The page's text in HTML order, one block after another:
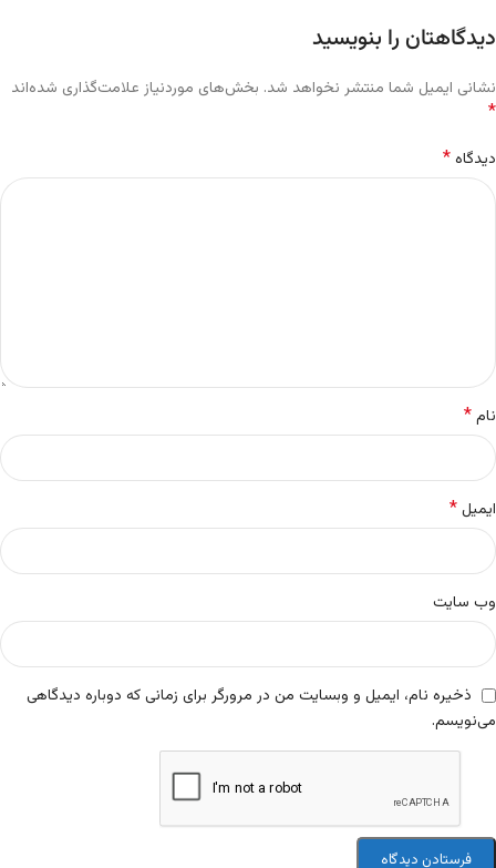
دیدگاهتان را بنویسید
نشانی ایمیل شما منتشر نخواهد شد. بخش‌های موردنیاز علامت‌گذاری شده‌اند
*
دیدگاه*
نام*
ایمیل*
وب‌ سایت
ذخیره نام، ایمیل و وبسایت من در مرورگر برای زمانی که دوباره دیدگاهی
می‌نویسم.